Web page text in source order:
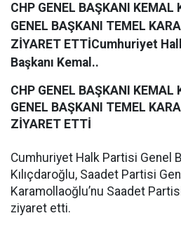
CHP GENEL BAŞKANI KEMAL
GENEL BAŞKANI TEMEL
ZİYARET ETTİCumhuriyet
Başkanı Kemal..
CHP GENEL BAŞKANI KEMAL
GENEL BAŞKANI TEMEL
ZİYARET ETTİ
Cumhuriyet Halk Partisi Genel
Kılıçdaroğlu, Saadet Partisi
Karamollaoğlu’nu Saadet
ziyaret etti.